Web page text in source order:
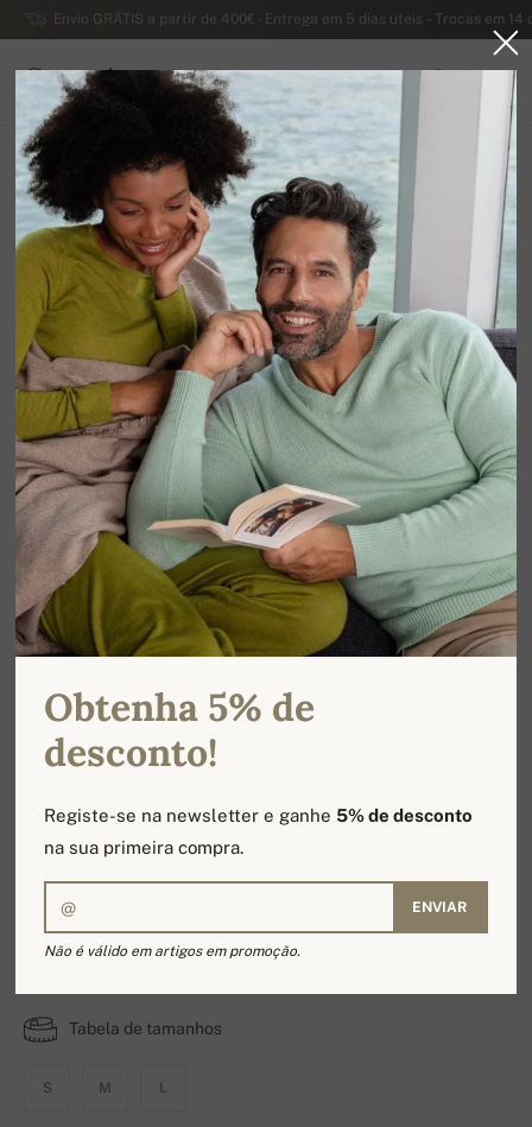
Envio GRÁTIS a partir de 400€ - Entrega em 5 dias úteis – Trocas em
Caxemira
PORTUGAL
Página principal Suéteres femininos luxuosos de caxemira
Reese
Tabela de tamanhos
S M L
Obtenha 5% de
desconto!
Registe-se na newsletter e ganhe5% de desconto
na sua primeira compra.
ENVIAR
Não é válido em artigos em promoção.